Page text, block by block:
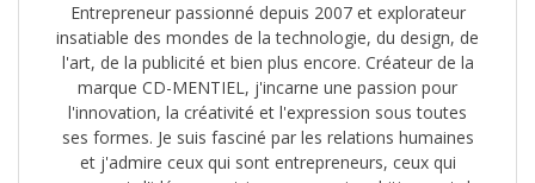
Entrepreneur passionné depuis 2007 et explorateur
insatiable des mondes de la technologie, du design, de
l'art, de la publicité et bien plus encore. Créateur de la
marque CD-MENTIEL, j'incarne une passion pour
l'innovation, la créativité et l'expression sous toutes
ses formes. Je suis fasciné par les relations humaines
et j'admire ceux qui sont entrepreneurs, ceux qui